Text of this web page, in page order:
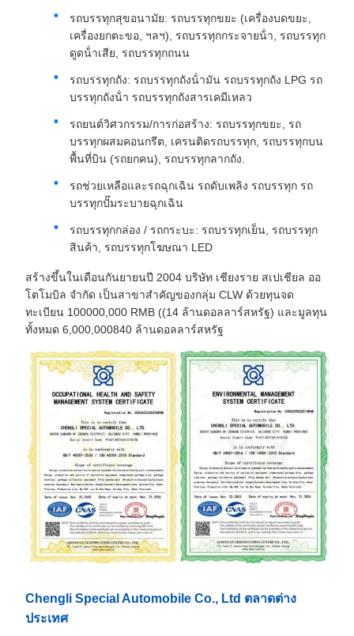
รถบรรทุกสุขอนามัย: รถบรรทุกขยะ (เครื่องบดขยะ,
เครื่องยกตะขอ, ฯลฯ), รถบรรทุกกระจายน้ํา, รถบรรทุก
ดูดน้ําเสีย, รถบรรทุกถนน
รถบรรทุกถัง: รถบรรทุกถังน้ํามัน รถบรรทุกถัง LPG รถ
บรรทุกถังน้ํา รถบรรทุกถังสารเคมีเหลว
รถยนต์วิศวกรรม/การก่อสร้าง: รถบรรทุกขยะ, รถ
บรรทุกผสมคอนกรีต, เครนติดรถบรรทุก, รถบรรทุกบน
พื้นที่บิน (รถยกคน), รถบรรทุกลากถัง.
รถช่วยเหลือและรถฉุกเฉิน รถดับเพลิง รถบรรทุก รถ
บรรทุกปั๊มระบายฉุกเฉิน
รถบรรทุกกล่อง / รถกระบะ: รถบรรทุกเย็น, รถบรรทุก
สินค้า, รถบรรทุกโฆษณา LED
สร้างขึ้นในเดือนกันยายนปี 2004 บริษัท เชียงราย สเปเชียล ออ
โตโมบิล จํากัด เป็นสาขาสําคัญของกลุ่ม CLW ด้วยทุนจด
ทะเบียน 100000,000 RMB ((14 ล้านดอลลาร์สหรัฐ) และมูลทุน
ทั้งหมด 6,000,000840 ล้านดอลลาร์สหรัฐ
Chengli Special Automobile Co., Ltd ตลาดต่าง
ประเทศ